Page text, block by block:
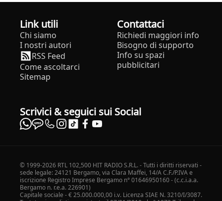
Link utili
Chi siamo
I nostri autori
RSS Feed
Come ascoltarci
Sitemap
Contattaci
Richiedi maggiori info
Bisogno di supporto
Info su spazi
pubblicitari
Scrivici & seguici sui Social
© 1999-2026 RTL 102,500 HIT RADIO S.R.L. - Tutti i diritti riservati -
sede legale: 24121 Bergamo, via Clara Maffei, 14/A C.F./P.IVA e
iscrizione Registro Imprese Bergamo n° 01646950160 - (c.c.i.a.a.
Bergamo n. r.e.a. 226901)
Capitale sociale - € 25.000.000,00 i.v. Licenza SIAE N. 3210/I/3087.